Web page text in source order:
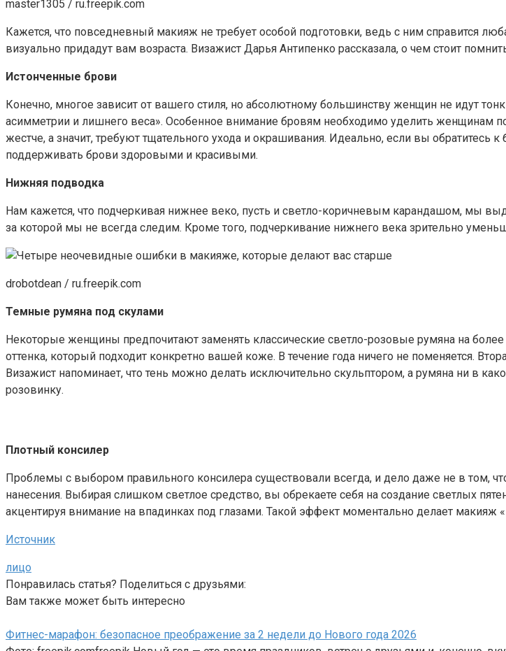
master1305 / ru.freepik.com
Кажется, что повседневный макияж не требует особой подготовки, ведь с ним справится
визуально придадут вам возраста. Визажист Дарья Антипенко рассказала, о чем стоит
Истонченные брови
Конечно, многое зависит от вашего стиля, но абсолютному большинству женщин не идут
асимметрии и лишнего веса». Особенное внимание бровям необходимо уделить женщинам
жестче, а значит, требуют тщательного ухода и окрашивания. Идеально, если вы
поддерживать брови здоровыми и красивыми.
Нижняя подводка
Нам кажется, что подчеркивая нижнее веко, пусть и светло-коричневым карандашом, мы
за которой мы не всегда следим. Кроме того, подчеркивание нижнего века зрительно
drobotdean / ru.freepik.com
Темные румяна под скулами
Некоторые женщины предпочитают заменять классические светло-розовые румяна на
оттенка, который подходит конкретно вашей коже. В течение года ничего не поменяется.
Визажист напоминает, что тень можно делать исключительно скульптором, а румяна ни в
розовинку.
Плотный консилер
Проблемы с выбором правильного консилера существовали всегда, и дело даже не в том,
нанесения. Выбирая слишком светлое средство, вы обрекаете себя на создание светлых
акцентируя внимание на впадинках под глазами. Такой эффект моментально делает макияж
Источник
лицо
Понравилась статья? Поделиться с друзьями:
Вам также может быть интересно
Фитнес-марафон: безопасное преображение за 2 недели до Нового года 2026